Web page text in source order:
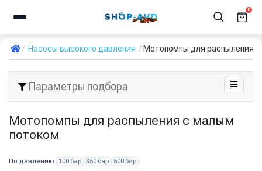
0
Насосы высокого давления Мотопомпы для распыления
Параметры подбора
Мотопомпы для распыления с малым
потоком
По давлению: 100 бар 350 бар 500 бар